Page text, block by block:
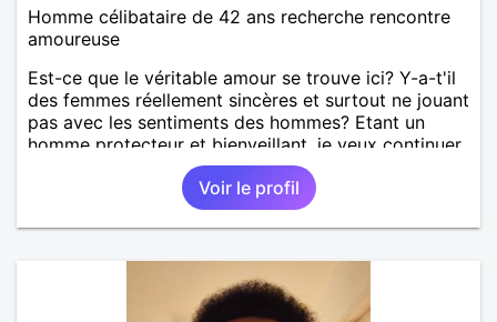
Homme célibataire de 42 ans recherche rencontre
amoureuse
Est-ce que le véritable amour se trouve ici? Y-a-t'il
des femmes réellement sincères et surtout ne jouant
pas avec les sentiments des hommes? Etant un
homme protecteur et bienveillant, je veux continuer
d'y croire et pouvoir enfin former la petite famille
que je désir temps. Faux profil, profiteuse et autres
joyeuseté passer votre chemin, vous ne
m'intéressez pas du tout!
Voir le profil